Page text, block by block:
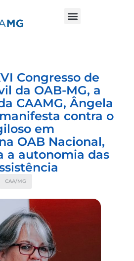
Congresso de
da OAB-MG, a
CAAMG, Ângela
contra o
em
OAB Nacional,
a autonomia das
CAA/MG